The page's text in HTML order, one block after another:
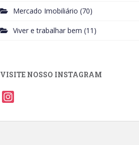
Mercado Imobiliário (70)
Viver e trabalhar bem (11)
VISITE NOSSO INSTAGRAM
s